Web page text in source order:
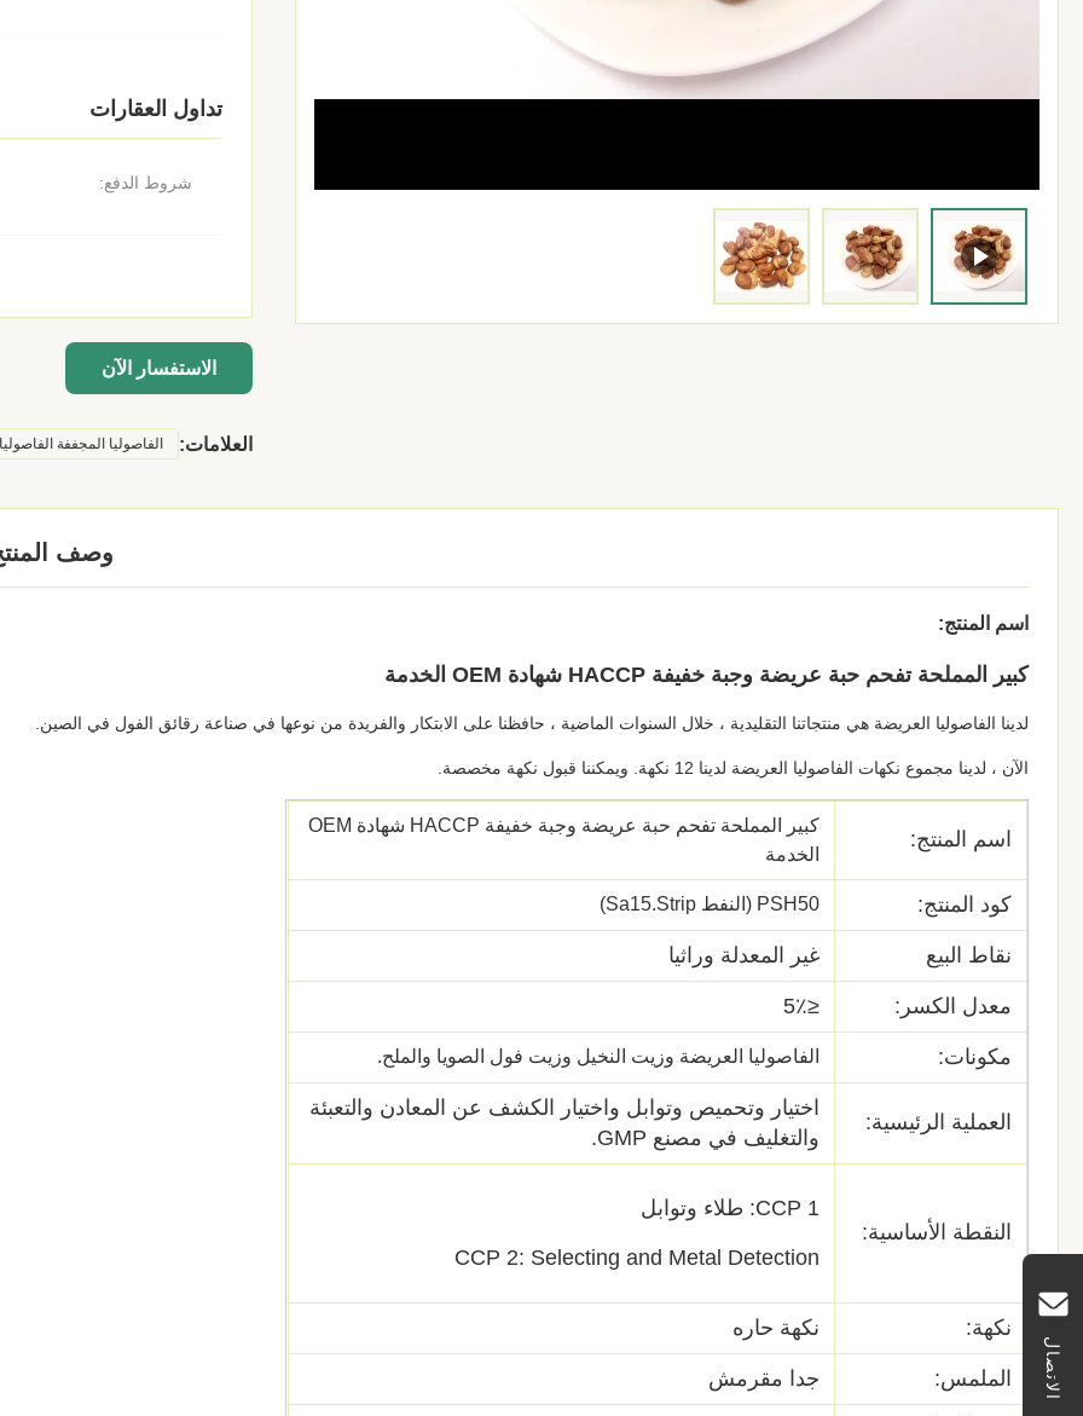
الاتصال
تداول العقارات
شروط الدفع:
الاستفسار الآن
العلامات: الفاصوليا المجففة
وصف
اسم المنتج:
كبير المملحة تفحم حبة عريضة وجبة خفيفة HACCP شهادة OEM الخدمة
لدينا الفاصوليا العريضة هي منتجاتنا التقليدية ، خلال السنوات الماضية ، حافظنا على الابتكار والفريدة من نوعها في صناعة رقائق الفول في الصين.
الآن ، لدينا مجموع نكهات الفاصوليا العريضة لدينا 12 نكهة. ويمكننا قبول نكهة مخصصة.
اسم المنتج:
كبير المملحة تفحم حبة عريضة وجبة خفيفة HACCP شهادة OEM
الخدمة
كود المنتج: PSH50 (النفط Sa15.Strip)
نقاط البيع غير المعدلة وراثيا
معدل الكسر: ≤5٪
مكونات: الفاصوليا العريضة وزيت النخيل وزيت فول الصويا والملح.
العملية الرئيسية:
اختيار وتحميص وتوابل واختيار الكشف عن المعادن والتعبئة
والتغليف في مصنع GMP.
النقطة الأساسية:
CCP 1: طلاء وتوابل
CCP 2: Selecting and Metal Detection
نكهة: نكهة حاره
الملمس: جدا مقرمش